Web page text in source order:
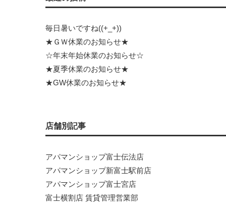
毎日暑いですね((+_+))
★ＧＷ休業のお知らせ★
☆年末年始休業のお知らせ☆
★夏季休業のお知らせ★
★GW休業のお知らせ★
店舗別記事
アパマンショップ富士伝法店
アパマンショップ新富士駅前店
アパマンショップ富士宮店
富士横割店 賃貸管理営業部